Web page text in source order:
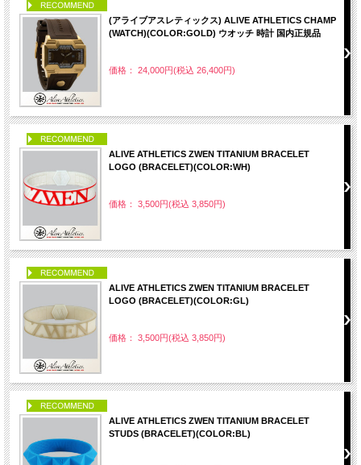
(アライブアスレティックス) ALIVE ATHLETICS CHAMP
(WATCH)(COLOR:GOLD) ウオッチ 時計 国内正規品
価格： 24,000円(税込 26,400円)
ALIVE ATHLETICS ZWEN TITANIUM BRACELET
LOGO (BRACELET)(COLOR:WH)
価格： 3,500円(税込 3,850円)
ALIVE ATHLETICS ZWEN TITANIUM BRACELET
LOGO (BRACELET)(COLOR:GL)
価格： 3,500円(税込 3,850円)
ALIVE ATHLETICS ZWEN TITANIUM BRACELET
STUDS (BRACELET)(COLOR:BL)